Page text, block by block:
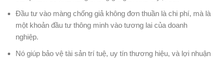
Đầu tư vào màng chống giả không đơn thuần là chi phí, mà là
một khoản đầu tư thông minh vào tương lai của doanh
nghiệp.
Nó giúp bảo vệ tài sản trí tuệ, uy tín thương hiệu, và lợi nhuận